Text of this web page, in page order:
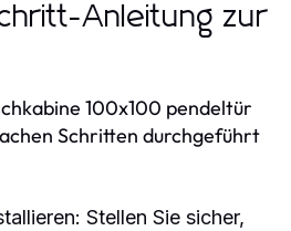
Anleitung zur
100x100 pendeltür
Schritten durchgeführt
Stellen Sie sicher,